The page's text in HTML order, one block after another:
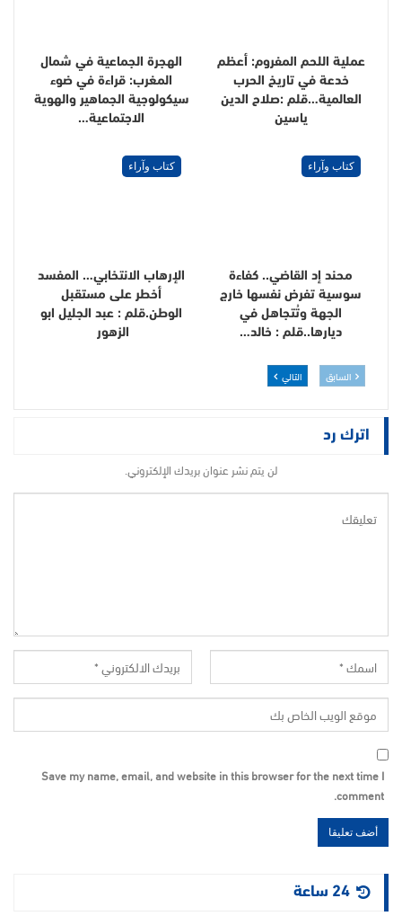
عملية اللحم المفروم: أعظم
خدعة في تاريخ الحرب
العالمية…قلم :صلاح الدين
ياسين
الهجرة الجماعية في شمال
المغرب: قراءة في ضوء
سيكولوجية الجماهير والهوية
الاجتماعية…
كتاب وآراء
محند إد القاضي.. كفاءة
سوسية تفرض نفسها خارج
الجهة وتُتجاهل في
ديارها..قلم : خالد…
كتاب وآراء
الإرهاب الانتخابي… المفسد
أخطر على مستقبل
الوطن.قلم : عبد الجليل ابو
الزهور
السابق التالي
اترك رد
لن يتم نشر عنوان بريدك الإلكتروني.
Save my name, email, and website in this browser for the next time I
comment.